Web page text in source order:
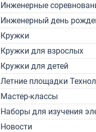
Инженерные
Инженерный день
Кружки
Кружки для взрослых
Кружки для детей
Летние площадки
Мастер-классы
Наборы для изучения
Новости